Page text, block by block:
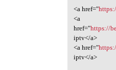
<a href="
<a
href="https://
iptv</a>
<a href="
iptv</a>